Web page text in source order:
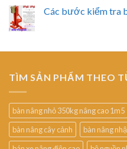
Các bước kiểm tra
TÌM SẢN PHẨM THEO
bàn nâng nhỏ 350kg nâng cao 1m5
bàn nâng cây cảnh
bàn nâng